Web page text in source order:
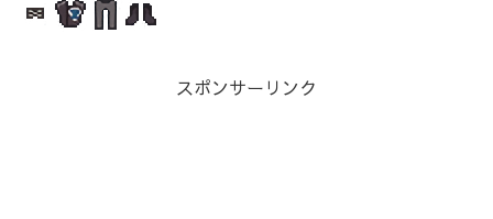
スポンサーリンク